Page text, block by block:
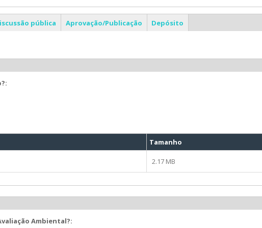
pública Aprovação/Publicação Depósito
Tamanho
2.17 MB
Ambiental?: